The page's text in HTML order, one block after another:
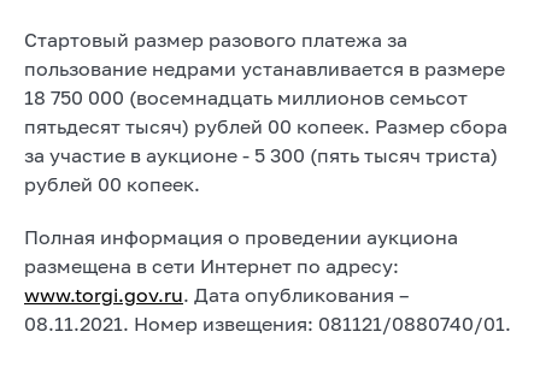
Стартовый размер разового платежа за
пользование недрами устанавливается в размере
18 750 000 (восемнадцать миллионов семьсот
пятьдесят тысяч) рублей 00 копеек. Размер сбора
за участие в аукционе - 5 300 (пять тысяч триста)
рублей 00 копеек.
Полная информация о проведении аукциона
размещена в сети Интернет по адресу:
www.torgi.gov.ru. Дата опубликования –
08.11.2021. Номер извещения: 081121/0880740/01.